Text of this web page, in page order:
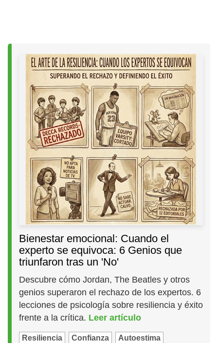
Bienestar emocional: Cuando el
experto se equivoca: 6 Genios que
triunfaron tras un 'No'
Descubre cómo Jordan, The Beatles y otros
genios superaron el rechazo de los expertos. 6
lecciones de psicología sobre resiliencia y éxito
frente a la crítica. Leer artículo
Resiliencia Confianza Autoestima